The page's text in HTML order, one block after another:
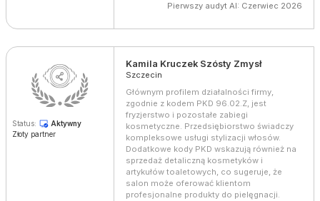
Pierwszy audyt AI: Czerwiec 2026
Status:
Aktywny
Złoty partner
Kamila Kruczek Szósty Zmysł
Szczecin
Głównym profilem działalności firmy,
zgodnie z kodem PKD 96.02.Z, jest
fryzjerstwo i pozostałe zabiegi
kosmetyczne. Przedsiębiorstwo świadczy
kompleksowe usługi stylizacji włosów.
Dodatkowe kody PKD wskazują również na
sprzedaż detaliczną kosmetyków i
artykułów toaletowych, co sugeruje, że
salon może oferować klientom
profesjonalne produkty do pielęgnacji.